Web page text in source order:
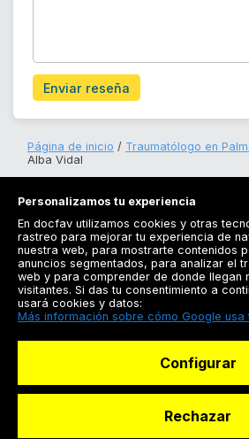
Enviar reseña
Página de inicio Traumatólogo en
Alba Vidal
Registrarse
Docfav
Personalizamos tu experiencia
En docfav utilizamos cookies y otras
rastreo para mejorar tu experiencia de
nuestra web, para mostrarte contenidos
anuncios segmentados, para analizar el
web y para comprender de donde llegan
visitantes. Si das tu consentimiento a
usará cookies y datos:
Más información sobre cómo Google usa
Configurar
Rechazar